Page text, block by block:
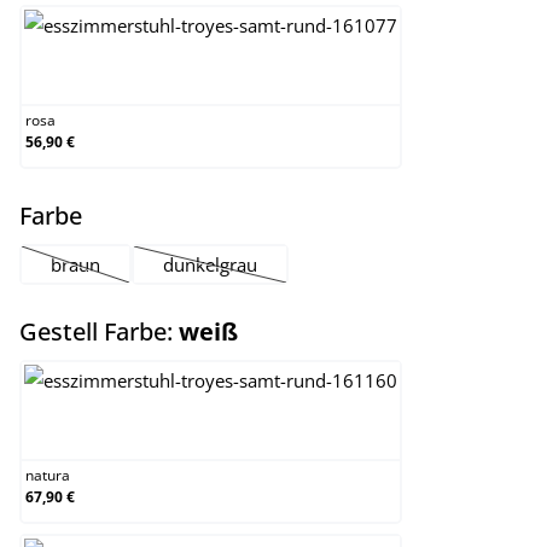
rosa
56,90 €
Farbeauswählen
braun
(Diese Option ist zurzeit nicht verfügbar.)
dunkelgrau
(Diese Option ist zurzeit nicht verfügbar.)
Gestell Farbe: weißauswählen
natura
67,90 €